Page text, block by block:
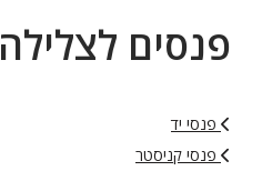
פנסים לצלילה
פנסי יד
פנסי קניסטר